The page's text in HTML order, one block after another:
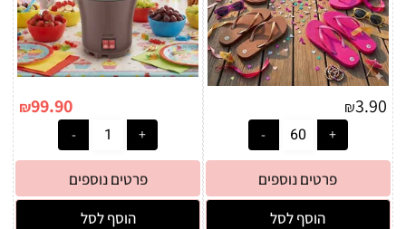
₪3.90
פרטים נוספים
הוסף לסל
₪99.90
פרטים נוספים
הוסף לסל